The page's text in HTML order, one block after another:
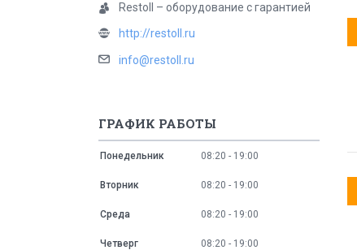
Restoll – оборудование с гарантией
http://restoll.ru
info@restoll.ru
ГРАФИК РАБОТЫ
Понедельник 08:20 19:00
Вторник 08:20 19:00
Среда 08:20 19:00
Четверг 08:20 19:00